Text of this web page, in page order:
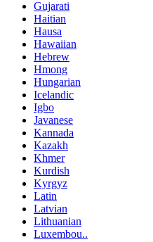
Gujarati
Haitian
Hausa
Hawaiian
Hebrew
Hmong
Hungarian
Icelandic
Igbo
Javanese
Kannada
Kazakh
Khmer
Kurdish
Kyrgyz
Latin
Latvian
Lithuanian
Luxembou..